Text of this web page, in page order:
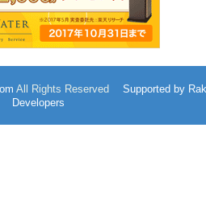
All Rights Reserved Supported by
Developers